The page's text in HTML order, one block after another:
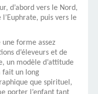
d’abord vers le Nord,
puis vers le
une forme assez
d’éleveurs et de
un modèle d’attitude
fait un long
que spirituel,